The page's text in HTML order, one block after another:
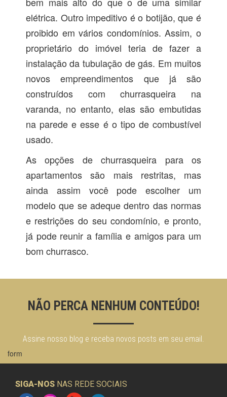
elétrica. Outro impeditivo é o botijão, que é
proibido em vários condomínios. Assim, o
proprietário do imóvel teria de fazer a
instalação da tubulação de gás. Em muitos
novos empreendimentos que já são
construídos com churrasqueira na
varanda, no entanto, elas são embutidas
na parede e esse é o tipo de combustível
usado.
As opções de churrasqueira para os
apartamentos são mais restritas, mas
ainda assim você pode escolher um
modelo que se adeque dentro das normas
e restrições do seu condomínio, e pronto,
já pode reunir a família e amigos para um
bom churrasco.
NÃO PERCA NENHUM CONTEÚDO!
Assine nosso blog e receba novos posts em seu email.
form
SIGA-NOS NAS REDE SOCIAIS